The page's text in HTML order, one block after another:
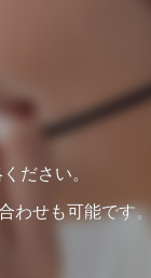
ださい。
わせも可能です。